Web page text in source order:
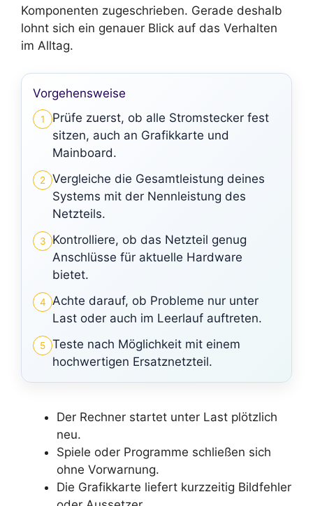
Komponenten zugeschrieben. Gerade deshalb
lohnt sich ein genauer Blick auf das Verhalten
im Alltag.
Vorgehensweise
1
Prüfe zuerst, ob alle Stromstecker fest
sitzen, auch an Grafikkarte und
Mainboard.
2
Vergleiche die Gesamtleistung deines
Systems mit der Nennleistung des
Netzteils.
3
Kontrolliere, ob das Netzteil genug
Anschlüsse für aktuelle Hardware
bietet.
4
Achte darauf, ob Probleme nur unter
Last oder auch im Leerlauf auftreten.
5
Teste nach Möglichkeit mit einem
hochwertigen Ersatznetzteil.
Der Rechner startet unter Last plötzlich
neu.
Spiele oder Programme schließen sich
ohne Vorwarnung.
Die Grafikkarte liefert kurzzeitig Bildfehler